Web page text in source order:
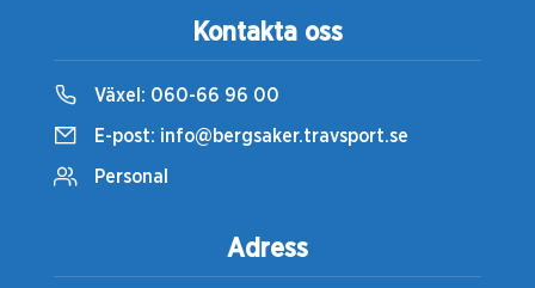
Kontakta oss
Växel: 060-66 96 00
E-post: info@bergsaker.travsport.se
Personal
Adress